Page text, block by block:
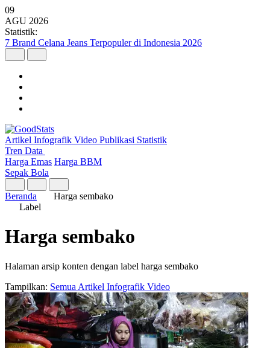
09
AGU 2026
Statistik:
7 Brand Celana Jeans Terpopuler di Indonesia 2026
Artikel Infografik Video Publikasi Statistik
Tren Data
Harga Emas Harga BBM
Sepak Bola
Beranda
Harga sembako
Label
Harga sembako
Halaman arsip konten dengan label harga sembako
Tampilkan: Semua Artikel Infografik Video